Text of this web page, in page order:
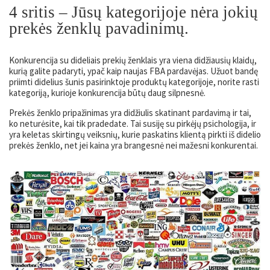
4 sritis – Jūsų kategorijoje nėra jokių
prekės ženklų pavadinimų.
Konkurencija su dideliais prekių ženklais yra viena didžiausių klaidų,
kurią galite padaryti, ypač kaip naujas FBA pardavėjas. Užuot bandę
priimti didelius šunis pasirinktoje produktų kategorijoje, norite rasti
kategoriją, kurioje konkurencija būtų daug silpnesnė.
Prekės ženklo pripažinimas yra didžiulis skatinant pardavimą ir tai,
ko neturėsite, kai tik pradedate. Tai susiję su pirkėjų psichologija, ir
yra keletas skirtingų veiksnių, kurie paskatins klientą pirkti iš didelio
prekės ženklo, net jei kaina yra brangesnė nei mažesni konkurentai.